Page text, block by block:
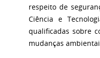
respeito de
Ciência e
qualificadas sobre
mudanças